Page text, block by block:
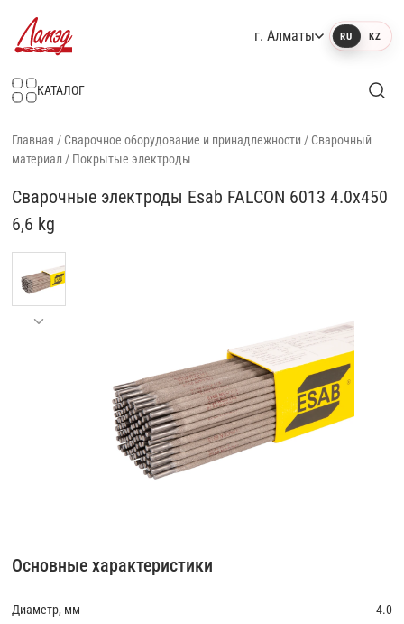
г. Алматы RU KZ
КАТАЛОГ
Главная / Сварочное оборудование и принадлежности / Сварочный
материал / Покрытые электроды
Сварочные электроды Esab FALCON 6013 4.0x450
6,6 kg
Основные характеристики
Диаметр, мм 4.0